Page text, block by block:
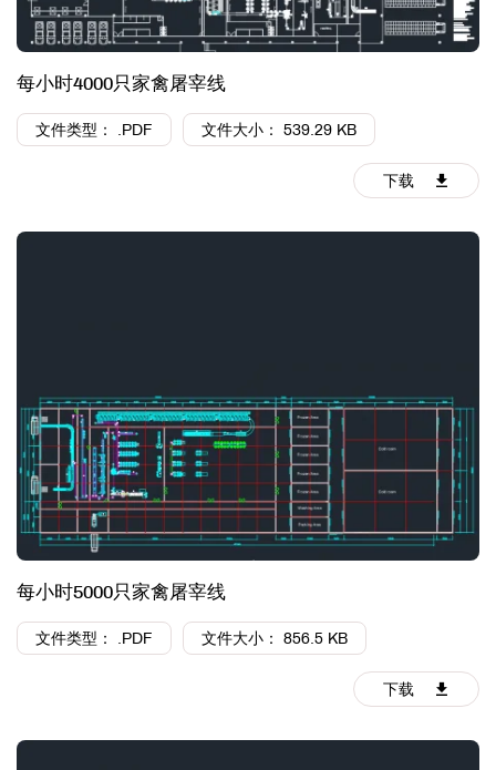
每小时4000只家禽屠宰线
文件类型： .PDF 文件大小： 539.29 KB
下载
每小时5000只家禽屠宰线
文件类型： .PDF 文件大小： 856.5 KB
下载